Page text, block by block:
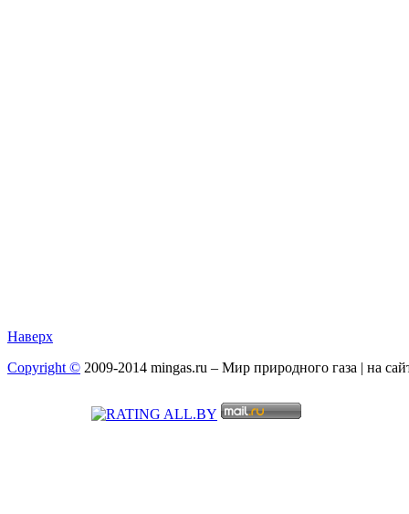
Наверх
Copyright © 2009-2014 mingas.ru – Мир природного газа | на